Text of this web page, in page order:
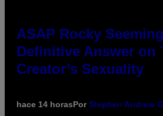
ASAP Rocky
Definitive Answer on
Creator’s Sexuality
hace 14 horasPorStephen Andrew